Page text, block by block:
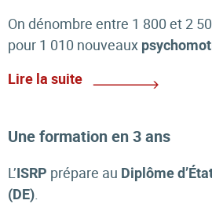
On dénombre entre 1 800 et 2
pour 1 010 nouveaux
Lire la suite
Une formation en 3 ans
L’ISRP prépare au Diplôme
(DE).